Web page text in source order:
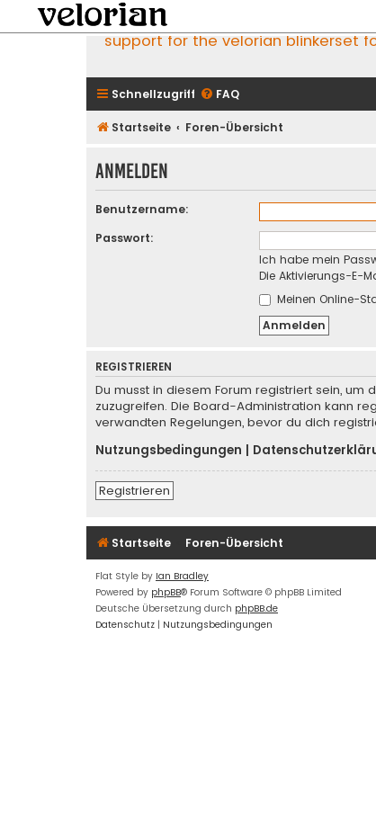
support for the velorian blinkerset
Schnellzugriff FAQ
Startseite Foren-Übersicht
Anmelden
Benutzername:
Passwort:
Ich habe mein
Die Aktivierungs-E-
Meinen Online-
REGISTRIEREN
Du musst in diesem Forum registriert sein,
zuzugreifen. Die Board-Administration kann
verwandten Regelungen, bevor du dich
Nutzungsbedingungen |
Registrieren
Startseite Foren-Übersicht
Flat Style by Ian Bradley
Powered by phpBB® Forum Software © phpBB Limited
Deutsche Übersetzung durch phpBB.de
Datenschutz | Nutzungsbedingungen